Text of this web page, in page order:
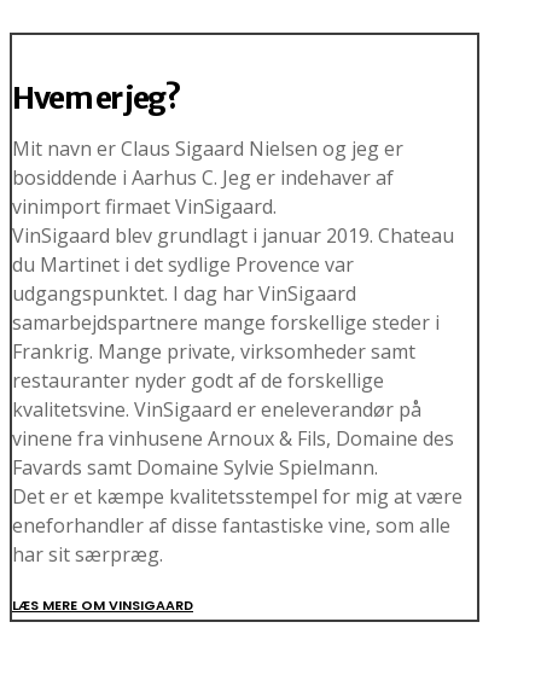
Hvem er jeg?
Mit navn er Claus Sigaard Nielsen og jeg er
bosiddende i Aarhus C. Jeg er indehaver af
vinimport firmaet VinSigaard.
VinSigaard blev grundlagt i januar 2019. Chateau
du Martinet i det sydlige Provence var
udgangspunktet. I dag har VinSigaard
samarbejdspartnere mange forskellige steder i
Frankrig. Mange private, virksomheder samt
restauranter nyder godt af de forskellige
kvalitetsvine. VinSigaard er eneleverandør på
vinene fra vinhusene Arnoux & Fils, Domaine des
Favards samt Domaine Sylvie Spielmann.
Det er et kæmpe kvalitetsstempel for mig at være
eneforhandler af disse fantastiske vine, som alle
har sit særpræg.
LÆS MERE OM VINSIGAARD